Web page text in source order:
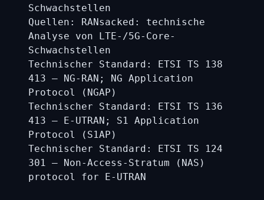
Schwachstellen
Quellen: RANsacked: technische
Analyse von LTE-/5G-Core-
Schwachstellen
Technischer Standard: ETSI TS 138
413 – NG-RAN; NG Application
Protocol (NGAP)
Technischer Standard: ETSI TS 136
413 – E-UTRAN; S1 Application
Protocol (S1AP)
Technischer Standard: ETSI TS 124
301 – Non-Access-Stratum (NAS)
protocol for E-UTRAN